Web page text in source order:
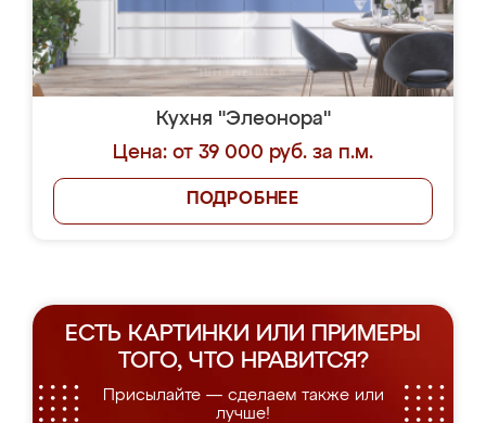
Кухня "Элеонора"
Цена: от 39 000 руб. за п.м.
ПОДРОБНЕЕ
ЕСТЬ КАРТИНКИ ИЛИ ПРИМЕРЫ
ТОГО, ЧТО НРАВИТСЯ?
Присылайте — сделаем также или
лучше!